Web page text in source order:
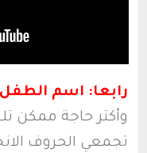
رابعا: اسم الطفل
وأكتر حاجة ممكن
تجمعي الحروف